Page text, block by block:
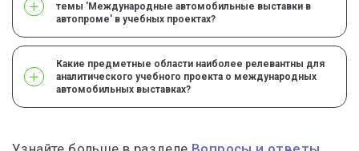
темы 'Международные автомобильные выставки в
автопроме' в учебных проектах?
Какие предметные области наиболее релевантны для
аналитического учебного проекта о международных
автомобильных выставках?